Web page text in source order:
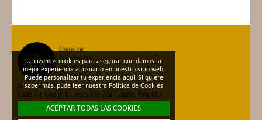
Unión de Editoriales Universitarias Españolas
Calle Vitruvio nº 8, Despacho 208 - 28006 MADRID
Teléfono: 913 600 698
secretariatecnica@une.es
Utilizamos cookies para asegurar que damos la
mejor experiencia al usuario en nuestro sitio web.
Puede personalizar tu experiencia aquí. Si quiere
saber más, pude leer nuestraPolítica de Cookies
ACEPTAR TODAS LAS COOKIES